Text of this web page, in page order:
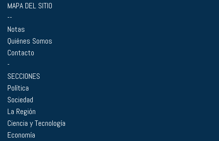
MAPA DEL SITIO
--
Notas
Quiénes Somos
Contacto
-
SECCIONES
Política
Sociedad
La Región
Ciencia y Tecnología
Economía